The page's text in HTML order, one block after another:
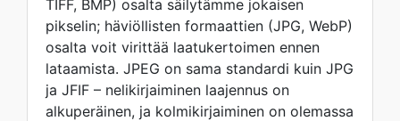
TIFF, BMP) osalta säilytämme jokaisen
pikselin; häviöllisten formaattien (JPG, WebP)
osalta voit virittää laatukertoimen ennen
lataamista. JPEG on sama standardi kuin JPG
ja JFIF – nelikirjaiminen laajennus on
alkuperäinen, ja kolmikirjaiminen on olemassa